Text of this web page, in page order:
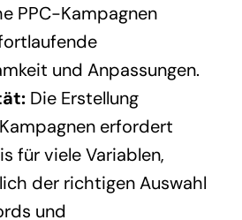
PPC-Kampagnen
und Anpassungen.
Die Erstellung
erfordert
für viele Variablen,
der richtigen Auswahl
und